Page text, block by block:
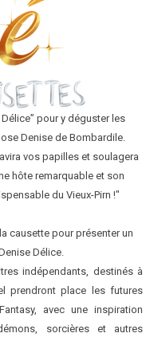
pour y déguster les
Denise de Bombardile.
vos papilles et soulagera
hôte remarquable et son
du Vieux-Pirn !"
causette pour présenter un
Délice.
indépendants, destinés à
prendront place les futures
avec une inspiration
sorcières et autres